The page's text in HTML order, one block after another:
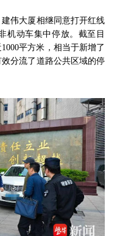
伟大厦相继同意打开红线
机动车集中停放。截至目
平方米，相当于新增了
分流了道路公共区域的停